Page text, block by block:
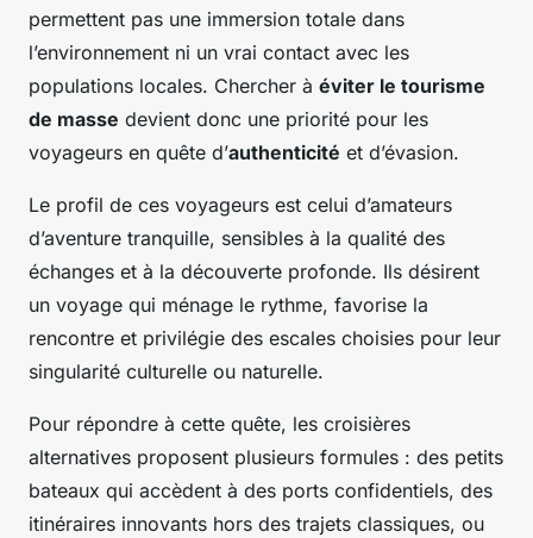
permettent pas une immersion totale dans
l’environnement ni un vrai contact avec les
populations locales. Chercher à éviter le tourisme
de masse devient donc une priorité pour les
voyageurs en quête d’authenticité et d’évasion.
Le profil de ces voyageurs est celui d’amateurs
d’aventure tranquille, sensibles à la qualité des
échanges et à la découverte profonde. Ils désirent
un voyage qui ménage le rythme, favorise la
rencontre et privilégie des escales choisies pour leur
singularité culturelle ou naturelle.
Pour répondre à cette quête, les croisières
alternatives proposent plusieurs formules : des petits
bateaux qui accèdent à des ports confidentiels, des
itinéraires innovants hors des trajets classiques, ou